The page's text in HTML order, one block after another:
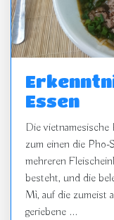
Essen
Die
zum einen die Pho-
mehreren
besteht, und die
Mì, auf die zumeist
geriebene ...